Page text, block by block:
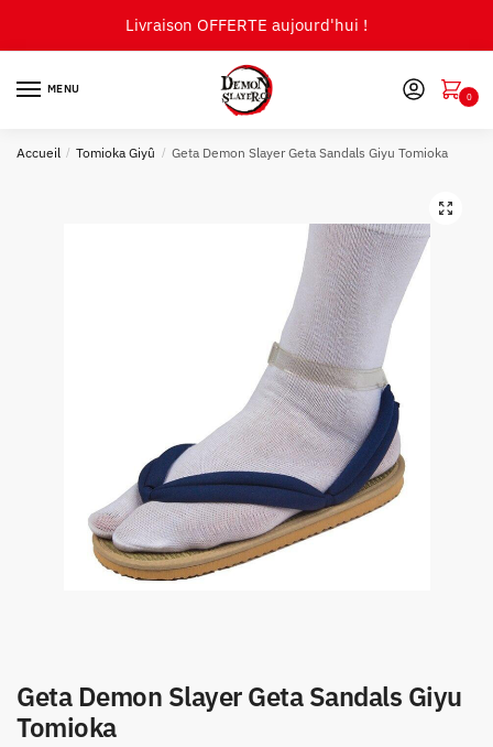
Livraison OFFERTE aujourd'hui !
MENU
0
Accueil / Tomioka Giyû / Geta Demon Slayer Geta Sandals Giyu Tomioka
🔍
Geta Demon Slayer Geta Sandals Giyu
Tomioka